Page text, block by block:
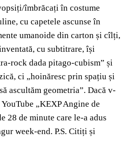
îmbrăcați în costume
cu capetele ascunse în
umanoide din carton și cîlți,
cu subtitrare, își
rock dada pitago-cubism” și
ci „hoinăresc prin spațiu și
ascultăm geometria”. Dacă v-
„KEXP Angine de
28 de minute care le-a adus
week-end. P.S. Citiți și